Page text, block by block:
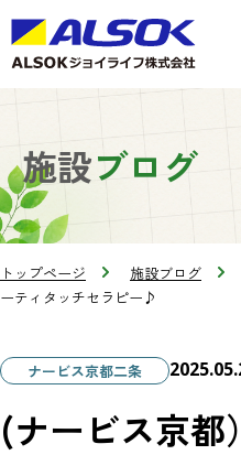
施設ブログ
トップページ 施設ブログ
ーティタッチセラピー♪
ナービス京都二条
(ナービス京都